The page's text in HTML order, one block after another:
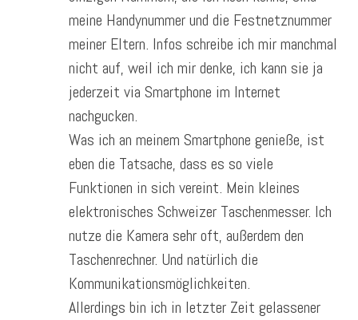
meine Handynummer und die Festnetznummer
meiner Eltern. Infos schreibe ich mir manchmal
nicht auf, weil ich mir denke, ich kann sie ja
jederzeit via Smartphone im Internet
nachgucken.
Was ich an meinem Smartphone genieße, ist
eben die Tatsache, dass es so viele
Funktionen in sich vereint. Mein kleines
elektronisches Schweizer Taschenmesser. Ich
nutze die Kamera sehr oft, außerdem den
Taschenrechner. Und natürlich die
Kommunikationsmöglichkeiten.
Allerdings bin ich in letzter Zeit gelassener